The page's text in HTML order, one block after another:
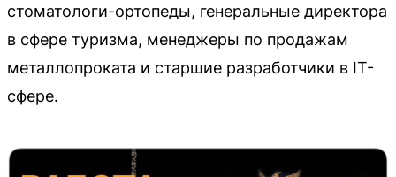
стоматологи-ортопеды, генеральные директора
в сфере туризма, менеджеры по продажам
металлопроката и старшие разработчики в IT-
сфере.